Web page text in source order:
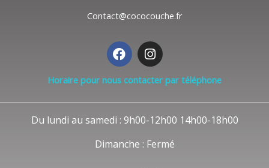
Contact@cococouche.fr
F
a
c
e
o
I
n
s
t
r
m
Horaire pour nous contacter par téléphone
Du lundi au samedi : 9h00-12h00 14h00-18h00
Dimanche : Fermé